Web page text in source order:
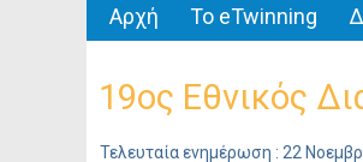
Αρχή Το eTwinning
19ος Εθνικός
Τελευταία ενημέρωση : 22